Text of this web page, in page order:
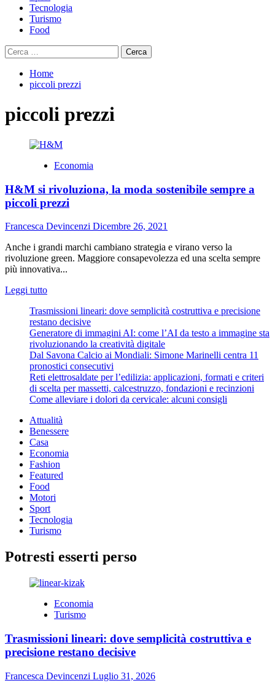
Tecnologia
Turismo
Food
Ricerca
per:
Home
piccoli prezzi
piccoli prezzi
Economia
H&M si rivoluziona, la moda sostenibile sempre a
piccoli prezzi
Francesca Devincenzi Dicembre 26, 2021
Anche i grandi marchi cambiano strategia e virano verso la
rivoluzione green. Maggiore consapevolezza ed una scelta sempre
più innovativa...
Leggi tuttoLeggi
più
su
H&M
si
rivoluziona,
la
moda
sostenibile
sempre
piccoli
prezzi
Trasmissioni lineari: dove semplicità costruttiva e precisione
restano decisive
Generatore di immagini AI: come l’AI da testo a immagine sta
rivoluzionando la creatività digitale
Dal Savona Calcio ai Mondiali: Simone Marinelli centra 11
pronostici consecutivi
Reti elettrosaldate per l’edilizia: applicazioni, formati e criteri
di scelta per massetti, calcestruzzo, fondazioni e recinzioni
Come alleviare i dolori da cervicale: alcuni consigli
Attualità
Benessere
Casa
Economia
Fashion
Featured
Food
Motori
Sport
Tecnologia
Turismo
Potresti esserti perso
Economia
Turismo
Trasmissioni lineari: dove semplicità costruttiva e
precisione restano decisive
Francesca Devincenzi Luglio 31, 2026